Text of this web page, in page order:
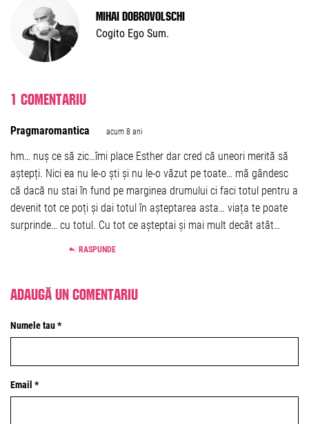
Mihai Dobrovolschi
Cogito Ego Sum.
1 comentariu
Pragmaromantica acum 8 ani
hm… nuș ce să zic…îmi place Esther dar cred că uneori merită să
aștepți. Nici ea nu le-o ști și nu le-o văzut pe toate… mă gândesc
că dacă nu stai în fund pe marginea drumului ci faci totul pentru a
devenit tot ce poți și dai totul în așteptarea asta… viața te poate
surprinde… cu totul. Cu tot ce așteptai și mai mult decât atât…
RASPUNDE
Adaugă un comentariu
Numele tau *
Email *